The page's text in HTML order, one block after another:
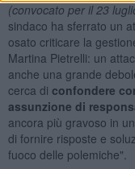
(convocato per il 23
sindaco ha sferrato un
osato criticare la
Martina Pietrelli: un
anche una grande
cerca di confondere
assunzione di
ancora più gravoso in
di fornire risposte e
fuoco delle polemiche".